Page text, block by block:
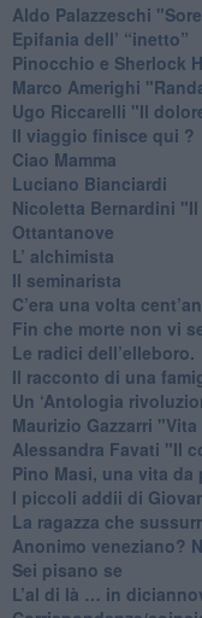
​Aldo Palazzeschi
​Epifania dell’ “inetto”
Pinocchio e Sherlock
​Marco Amerighi
Ugo Riccarelli "Il
​Il viaggio finisce qui ?
​Ciao Mamma
​Luciano Bianciardi
​Nicoletta Bernardini
​Ottantanove
​L’ alchimista
Il seminarista
​C’era una volta
​Fin che morte non vi
​Le radici dell’elleboro.
​Il racconto di una
Un ‘Antologia
​Maurizio Gazzarri
​Alessandra Favati "Il
​Pino Masi, una vita da
​I piccoli addii di
​La ragazza che
​Anonimo veneziano?
​Sei pisano se
​L’al di là … in